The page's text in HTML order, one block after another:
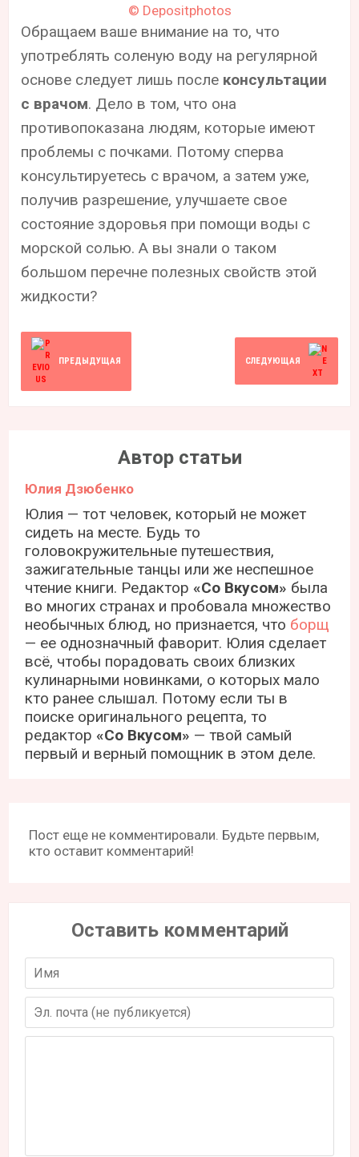
© Depositphotos
Обращаем ваше внимание на то, что
употреблять соленую воду на регулярной
основе следует лишь после консультации
с врачом. Дело в том, что она
противопоказана людям, которые имеют
проблемы с почками. Потому сперва
консультируетесь с врачом, а затем уже,
получив разрешение, улучшаете свое
состояние здоровья при помощи воды с
морской солью. А вы знали о таком
большом перечне полезных свойств этой
жидкости?
ПРЕДЫДУЩАЯ СЛЕДУЮЩАЯ
Автор статьи
Юлия Дзюбенко
Юлия — тот человек, который не может
сидеть на месте. Будь то
головокружительные путешествия,
зажигательные танцы или же неспешное
чтение книги. Редактор«Со Вкусом» была
во многих странах и пробовала множество
необычных блюд, но признается, что борщ
— ее однозначный фаворит. Юлия сделает
всё, чтобы порадовать своих близких
кулинарными новинками, о которых мало
кто ранее слышал. Потому если ты в
поиске оригинального рецепта, то
редактор«Со Вкусом» — твой самый
первый и верный помощник в этом деле.
Пост еще не комментировали. Будьте первым,
кто оставит комментарий!
Оставить комментарий